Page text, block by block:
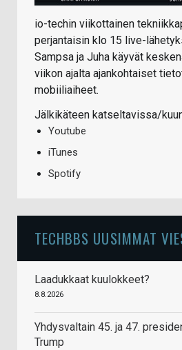
io-techin viikottainen
perjantaisin klo 15 live-
Sampsa ja Juha käyvät
viikon ajalta ajankohtaiset
mobiiliaiheet.
Jälkikäteen katseltavissa/
Youtube
iTunes
Spotify
TECHBBS UUSIMMAT
Laadukkaat kuulokkeet?
8.8.2026
Yhdysvaltain 45. ja 47.
Trump